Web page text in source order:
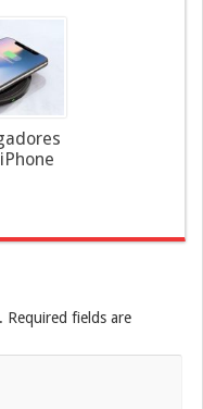
Required fields are